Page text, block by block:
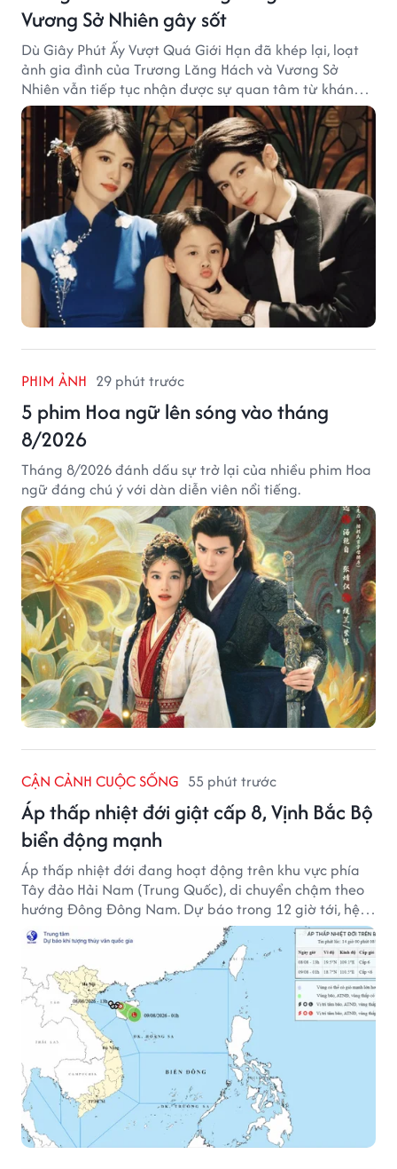
Vương Sở Nhiên gây sốt
Dù Giây Phút Ấy Vượt Quá Giới Hạn đã khép lại, loạt
ảnh gia đình của Trương Lăng Hách và Vương Sở
Nhiên vẫn tiếp tục nhận được sự quan tâm từ khán
giả.
PHIM ẢNH 29 phút trước
5 phim Hoa ngữ lên sóng vào tháng
8/2026
Tháng 8/2026 đánh dấu sự trở lại của nhiều phim Hoa
ngữ đáng chú ý với dàn diễn viên nổi tiếng.
CẬN CẢNH CUỘC SỐNG 55 phút trước
Áp thấp nhiệt đới giật cấp 8, Vịnh Bắc Bộ
biển động mạnh
Áp thấp nhiệt đới đang hoạt động trên khu vực phía
Tây đảo Hải Nam (Trung Quốc), di chuyển chậm theo
hướng Đông Đông Nam. Dự báo trong 12 giờ tới, hệ
thống này suy yếu dần thành vùng áp thấp.